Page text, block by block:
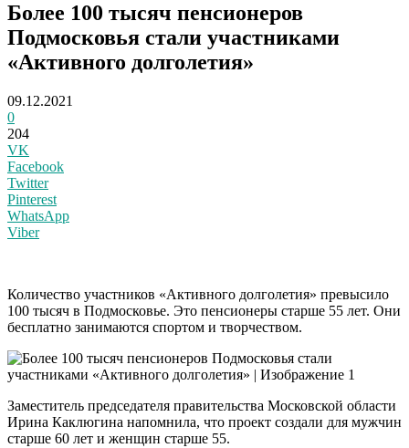
Более 100 тысяч пенсионеров
Подмосковья стали участниками
«Активного долголетия»
09.12.2021
0
204
VK
Facebook
Twitter
Pinterest
WhatsApp
Viber
Количество участников «Активного долголетия» превысило
100 тысяч в Подмосковье. Это пенсионеры старше 55 лет. Они
бесплатно занимаются спортом и творчеством.
Заместитель председателя правительства Московской области
Ирина Каклюгина напомнила, что проект создали для мужчин
старше 60 лет и женщин старше 55.